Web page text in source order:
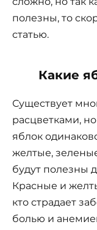
полезны, то
статью.
Какие
Существует
расцветками,
яблок
желтые,
будут полезны
Красные и
кто страдает
болью и